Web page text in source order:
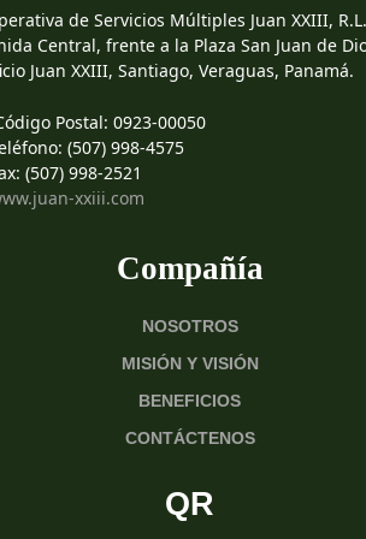
de Servicios Múltiples Juan XXIII, R.L.
Central, frente a la Plaza San Juan de
Juan XXIII, Santiago, Veraguas, Panamá.
Postal: 0923-00050
(507) 998-4575
(507) 998-2521
xxiii.com
Compañía
NOSOTROS
MISIÓN Y VISIÓN
BENEFICIOS
CONTÁCTENOS
QR